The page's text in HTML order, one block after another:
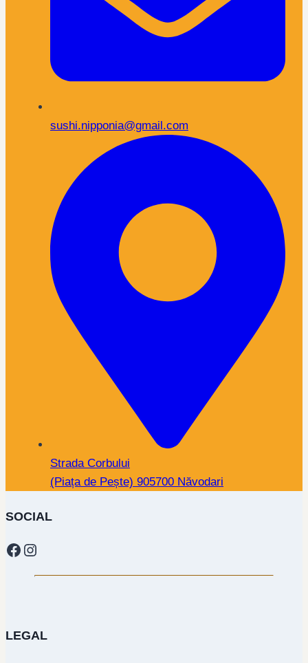
sushi.nipponia@gmail.com
Strada Corbului
(Piața de Pește) 905700 Năvodari
SOCIAL
Facebook
Instagram
LEGAL